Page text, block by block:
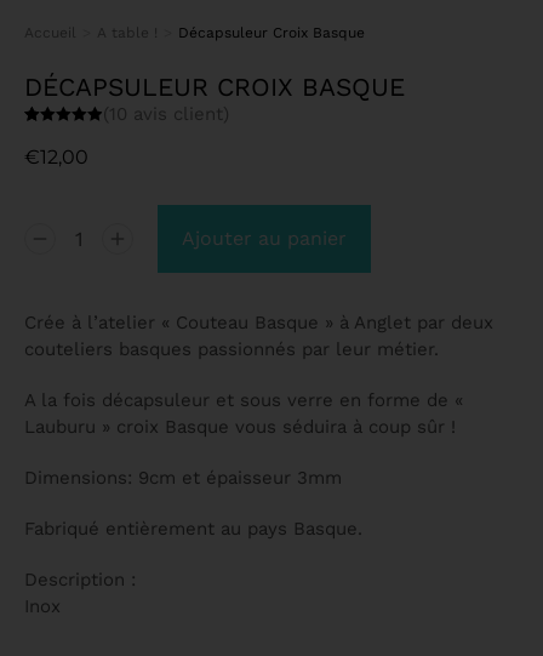
Vous êtes ici :
Accueil A table ! Décapsuleur Croix Basque
DÉCAPSULEUR CROIX BASQUE
sur 5
basé sur
( 10 avis client)
€12,00
Ajouter au panier
Crée à l’atelier « Couteau Basque » à Anglet par deux
couteliers basques passionnés par leur métier.
A la fois décapsuleur et sous verre en forme de «
Lauburu » croix Basque vous séduira à coup sûr !
Dimensions: 9cm et épaisseur 3mm
Fabriqué entièrement au pays Basque.
Description :
Inox